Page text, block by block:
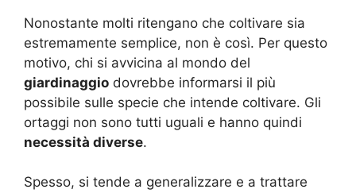
Nonostante molti ritengano che coltivare sia
estremamente semplice, non è così. Per questo
motivo, chi si avvicina al mondo del
giardinaggio dovrebbe informarsi il più
possibile sulle specie che intende coltivare. Gli
ortaggi non sono tutti uguali e hanno quindi
necessità diverse.
Spesso, si tende a generalizzare e a trattare